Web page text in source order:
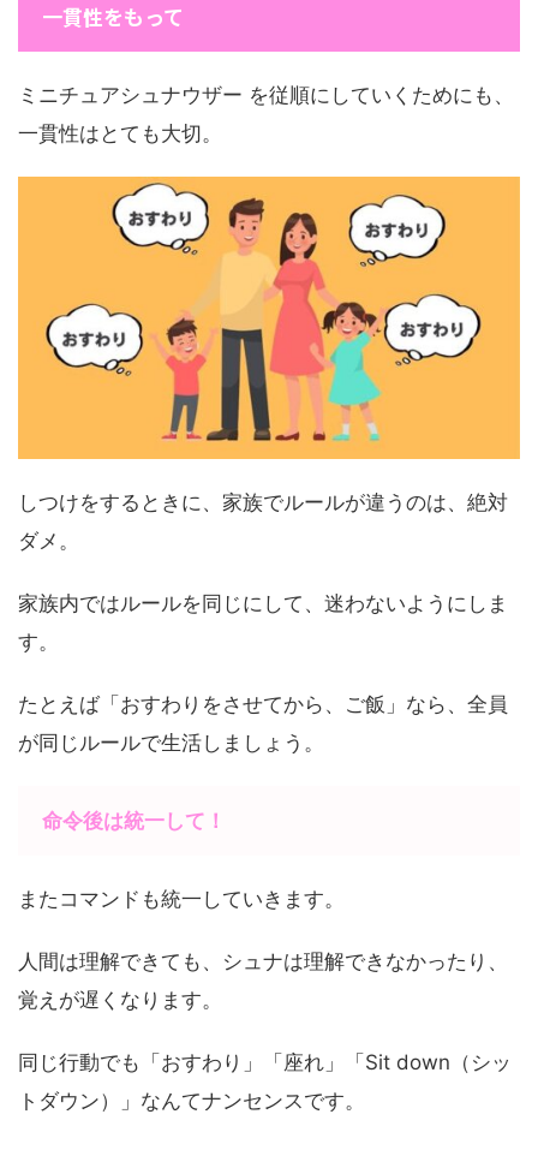
一貫性をもって
ミニチュアシュナウザー を従順にしていくためにも、
一貫性はとても大切。
しつけをするときに、家族でルールが違うのは、絶対
ダメ。
家族内ではルールを同じにして、迷わないようにしま
す。
たとえば「おすわりをさせてから、ご飯」なら、全員
が同じルールで生活しましょう。
命令後は統一して！
またコマンドも統一していきます。
人間は理解できても、シュナは理解できなかったり、
覚えが遅くなります。
同じ行動でも「おすわり」「座れ」「Sit down（シッ
トダウン）」なんてナンセンスです。